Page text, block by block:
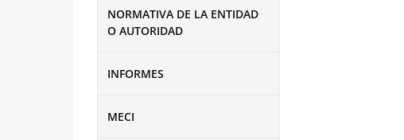
NORMATIVA DE LA ENTIDAD
O AUTORIDAD
INFORMES
MECI